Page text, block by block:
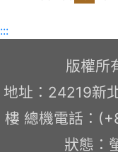
:::
版權所
地址：24219新
樓 總機電話：
狀態：